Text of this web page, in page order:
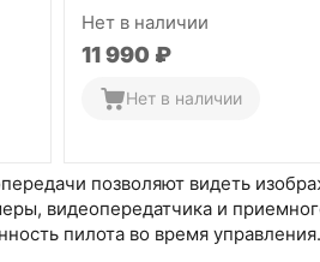
позволяют видеть
видеопередатчика и
пилота во время управления.
Нет в наличии
11 990 ₽
Нет в наличии